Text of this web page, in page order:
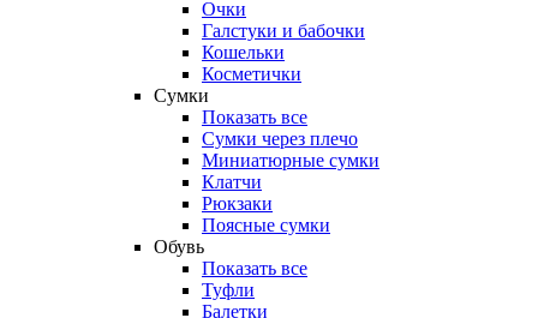
Очки
Галстуки и бабочки
Кошельки
Косметички
Сумки
Показать все
Сумки через плечо
Миниатюрные cумки
Клатчи
Рюкзаки
Поясные сумки
Обувь
Показать все
Туфли
Балетки